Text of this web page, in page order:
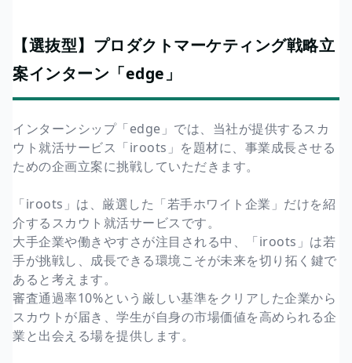
【選抜型】プロダクトマーケティング戦略立
案インターン「edge」
インターンシップ「edge」では、当社が提供するスカ
ウト就活サービス「iroots」を題材に、事業成長させる
ための企画立案に挑戦していただきます。
「iroots」は、厳選した「若手ホワイト企業」だけを紹
介するスカウト就活サービスです。
大手企業や働きやすさが注目される中、「iroots」は若
手が挑戦し、成長できる環境こそが未来を切り拓く鍵で
あると考えます。
審査通過率10%という厳しい基準をクリアした企業から
スカウトが届き、学生が自身の市場価値を高められる企
業と出会える場を提供します。